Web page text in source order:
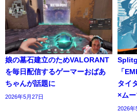
娘の墓石建立のためVALORANT
を毎日配信するゲーマーおばあ
ちゃんが話題に
2026年5月27日
「
タイ
×ム
2026年